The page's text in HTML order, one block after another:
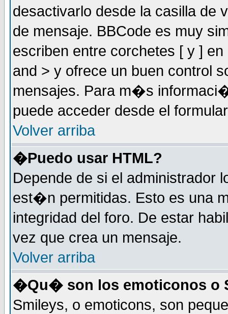
desactivarlo desde la casilla de
de mensaje. BBCode es muy
escriben entre corchetes [ y ]
and > y ofrece un buen control
mensajes. Para m�s
puede acceder desde el
Volver arriba
�Puedo usar HTML?
Depende de si el
est�n permitidas. Esto es una
integridad del foro. De estar
vez que crea un mensaje.
Volver arriba
�Qu� son los emoticonos o
Smileys, o emoticons, son